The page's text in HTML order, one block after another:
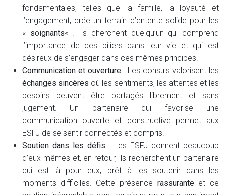
fondamentales, telles que la famille, la loyauté et
l’engagement, crée un terrain d’entente solide pour les
« soignants« . Ils cherchent quelqu’un qui comprend
l’importance de ces piliers dans leur vie et qui est
désireux de s’engager dans ces mêmes principes.
Communication et ouverture : Les consuls valorisent les
échanges sincères où les sentiments, les attentes et les
besoins peuvent être partagés librement et sans
jugement. Un partenaire qui favorise une
communication ouverte et constructive permet aux
ESFJ de se sentir connectés et compris.
Soutien dans les défis : Les ESFJ donnent beaucoup
d’eux-mêmes et, en retour, ils recherchent un partenaire
qui est là pour eux, prêt à les soutenir dans les
moments difficiles. Cette présence rassuranteet ce